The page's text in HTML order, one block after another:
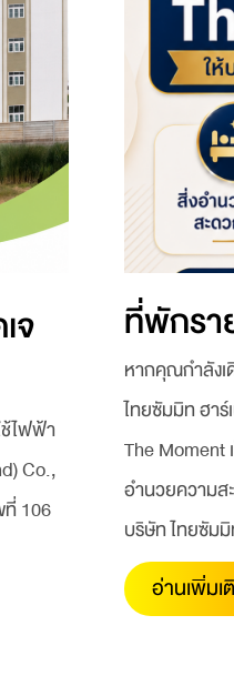
จ
ช้ไฟฟ้า
Co.,
ที่ 106
ที่พักรา
หากคุณกำลัง
ไทยซัมมิท ฮา
The
อำนวยความส
บริษัท ไทยซัม
อ่านเพิ่มเ